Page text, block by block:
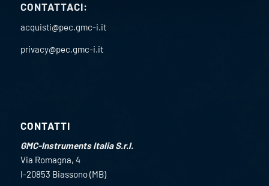
CONTATTACI:
acquisti@pec.gmc-i.it
privacy@pec.gmc-i.it
CONTATTI
GMC-Instruments Italia S.r.l.
Via Romagna, 4
I-20853 Biassono (MB)